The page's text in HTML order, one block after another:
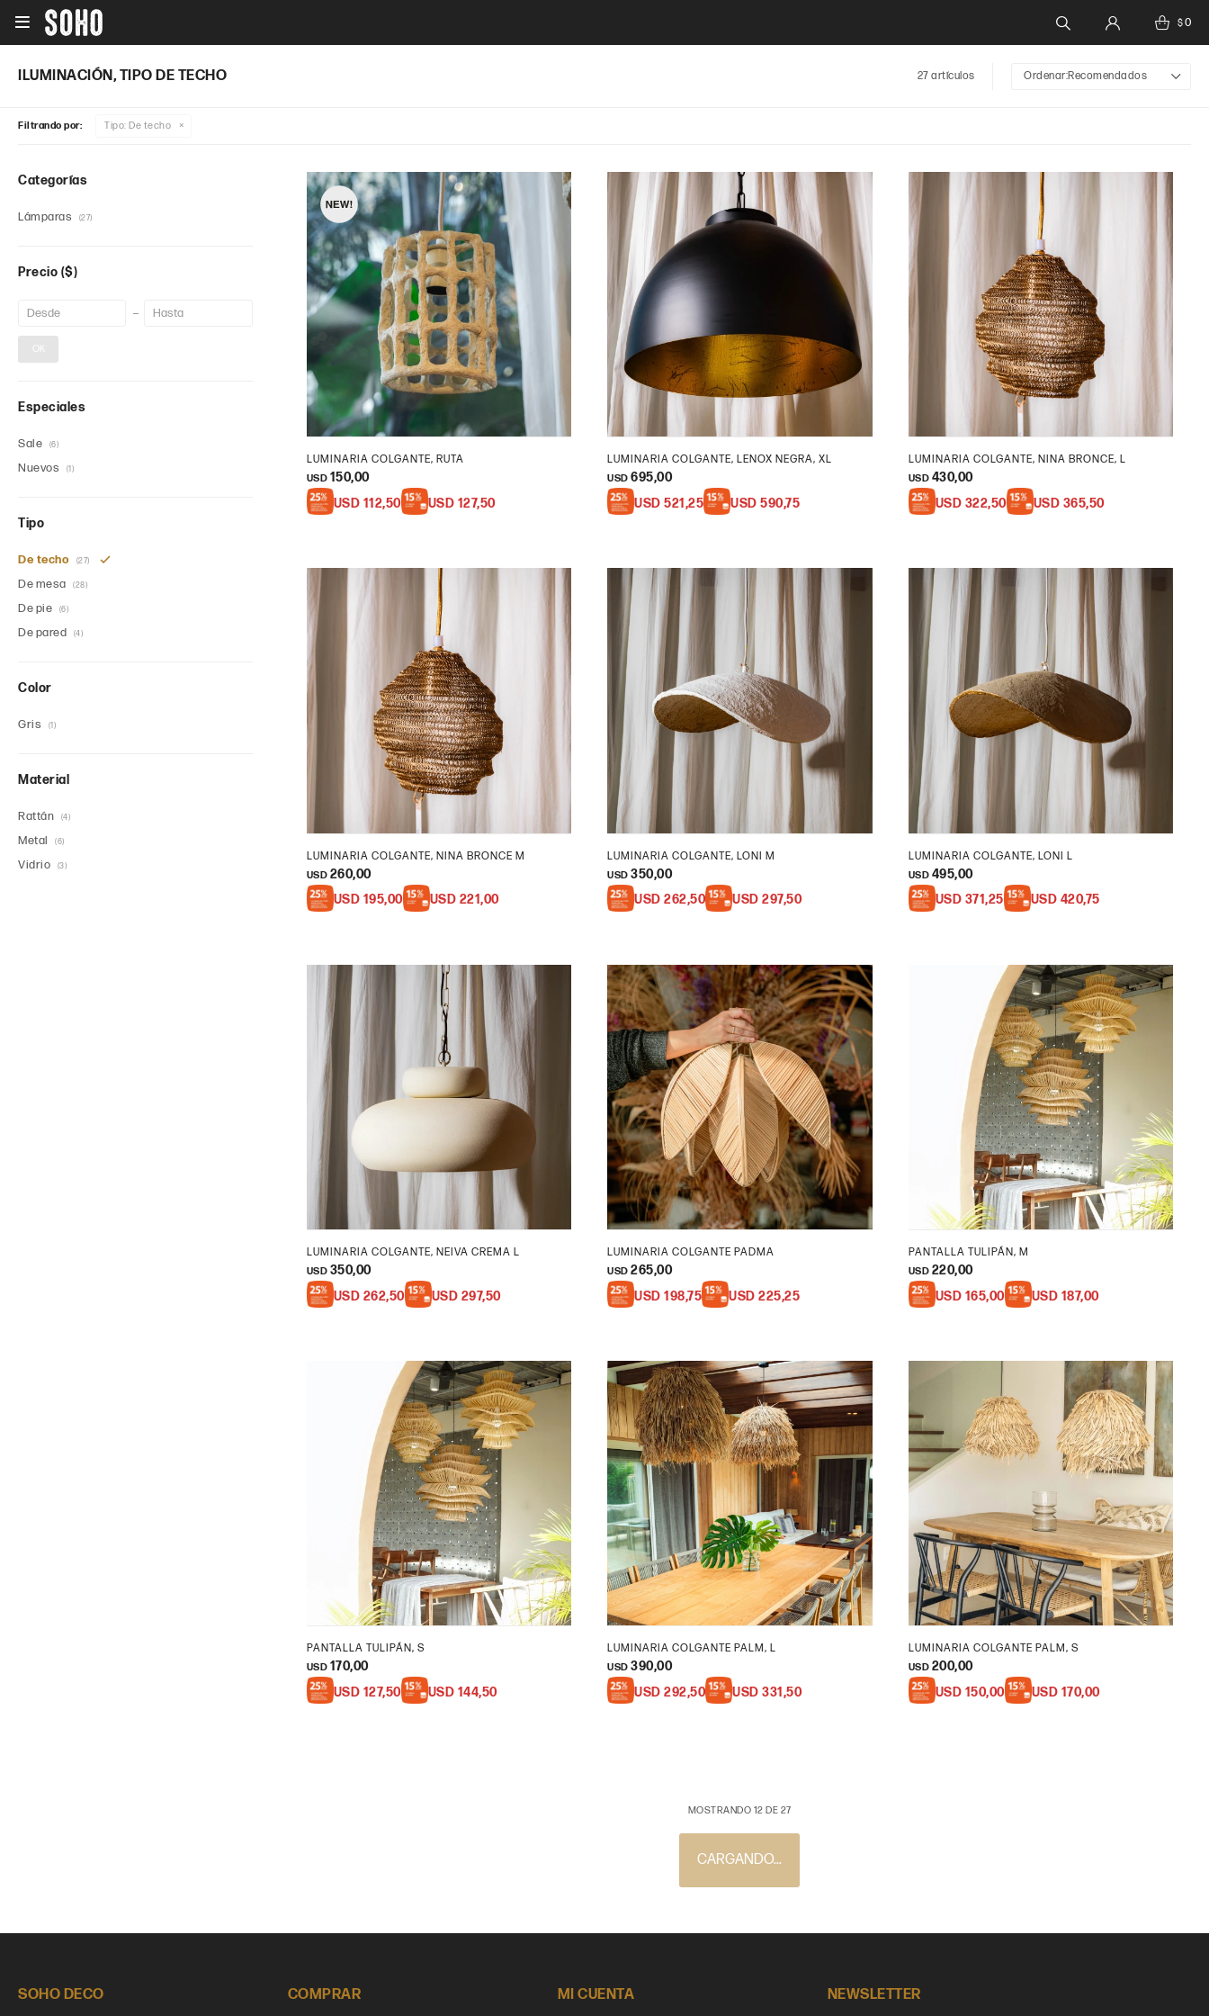
$0

ILUMINACIÓN, TIPO DE TECHO 27 artículos Recomendados
Filtrando por: Tipo: De techo
LUMINARIA COLGANTE, RUTA
USD 150,00
USD 112,50 USD 127,50
LUMINARIA COLGANTE, LENOX NEGRA, XL
USD 695,00
USD 521,25 USD 590,75
LUMINARIA COLGANTE, NINA BRONCE, L
USD 430,00
USD 322,50 USD 365,50
LUMINARIA COLGANTE, NINA BRONCE M
USD 260,00
USD 195,00 USD 221,00
LUMINARIA COLGANTE, LONI M
USD 350,00
USD 262,50 USD 297,50
LUMINARIA COLGANTE, LONI L
USD 495,00
USD 371,25 USD 420,75
LUMINARIA COLGANTE, NEIVA CREMA L
USD 350,00
USD 262,50 USD 297,50
LUMINARIA COLGANTE PADMA
USD 265,00
USD 198,75 USD 225,25
PANTALLA TULIPÁN, M
USD 220,00
USD 165,00 USD 187,00
PANTALLA TULIPÁN, S
USD 170,00
USD 127,50 USD 144,50
LUMINARIA COLGANTE PALM, L
USD 390,00
USD 292,50 USD 331,50
LUMINARIA COLGANTE PALM, S
USD 200,00
USD 150,00 USD 170,00
Categorías
Lámparas (27)
Precio ($)
OK
Especiales
Sale (6)
Nuevos (1)
Tipo
De techo (27)
De mesa (28)
De pie (6)
De pared (4)
Color
Gris (1)
Material
Rattán (4)
Metal (6)
Vidrio (3)